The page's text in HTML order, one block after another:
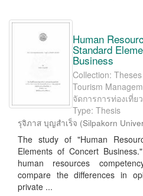
Human
Standard
Business
Collection:
Tourism
จัดการการท่องเที่ย
Type: Thesis
รุจิภาส บุญสำเร็จ (Silpakorn
The study of "Human
Elements of Concert
human resources
compare the differences in
private ...